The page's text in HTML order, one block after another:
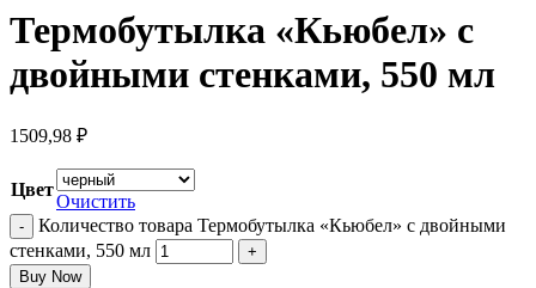
Термобутылка «Кьюбел» с
двойными стенками, 550 мл
1509,98 ₽
Цвет
Очистить
Количество товара Термобутылка «Кьюбел» с двойными
стенками, 550 мл
Buy Now